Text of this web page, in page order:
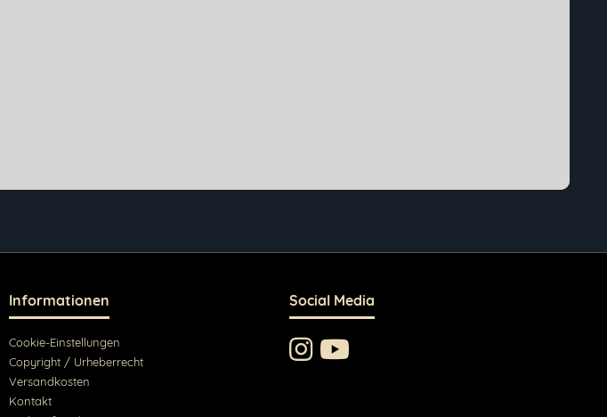
Informationen
Cookie-Einstellungen
Copyright / Urheberrecht
Versandkosten
Kontakt
Social Media